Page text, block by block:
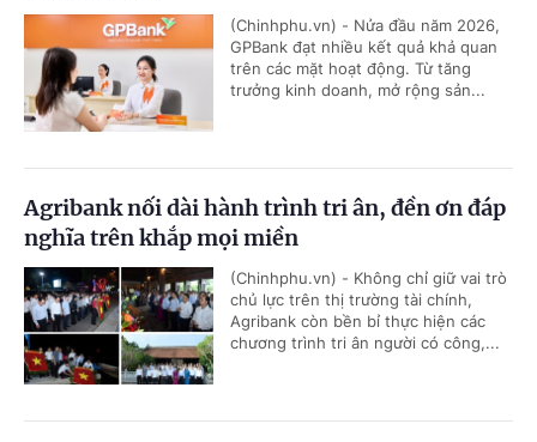
(Chinhphu.vn) - Nửa đầu năm 2026,
GPBank đạt nhiều kết quả khả quan
trên các mặt hoạt động. Từ tăng
trưởng kinh doanh, mở rộng sản...
Agribank nối dài hành trình tri ân, đền ơn đáp
nghĩa trên khắp mọi miền
(Chinhphu.vn) - Không chỉ giữ vai trò
chủ lực trên thị trường tài chính,
Agribank còn bền bỉ thực hiện các
chương trình tri ân người có công,...